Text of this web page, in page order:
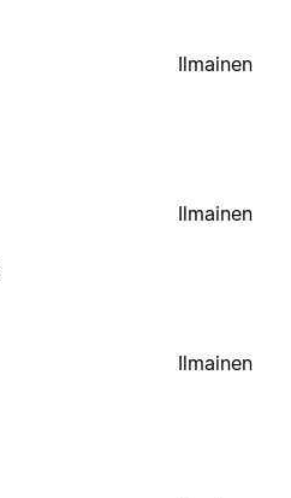
Ilmainen
Ilmainen
Ilmainen